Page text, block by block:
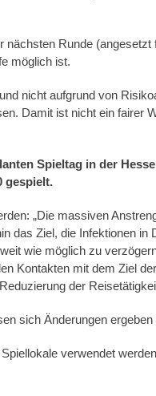
nächsten Runde (angesetzt
möglich ist.
nicht aufgrund von
Damit ist nicht ein fairer
Spieltag in der
gespielt.
„Die massiven
das Ziel, die Infektionen in
wie möglich zu
Kontakten mit dem Ziel
der
sich Änderungen ergeben
verwendet